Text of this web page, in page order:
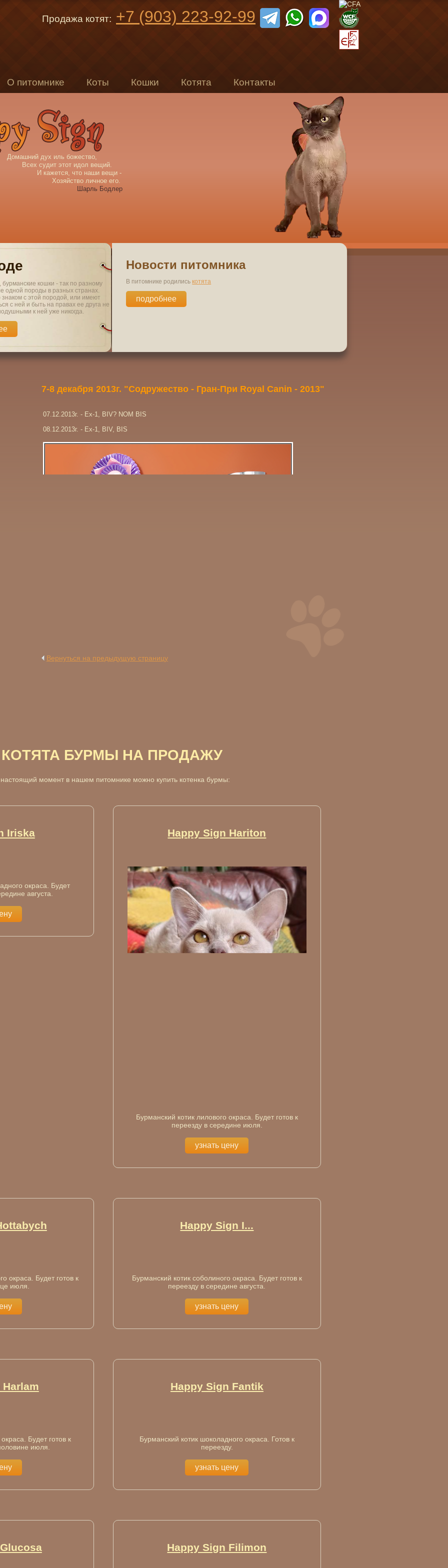
Продажа котят: +7 (903) 223-92-99
О питомнике Коты Кошки Котята Контакты
Домашний дух иль божество,
Всех судит этот идол вещий.
И кажется, что наши вещи -
Хозяйство личное его.
Шарль Бодлер
кошки - так по разному
одной породы в разных странах.
знаком с этой породой, или имеют
с ней и быть на правах ее друга не
к ней уже никогда.
Новости питомника
В питомнике родилиськотята
подробнее
7-8 декабря 2013г. "Содружество - Гран-При Royal Canin - 2013"
07.12.2013г. - Ex-1, BIV? NOM BIS
08.12.2013г. - Ex-1, BIV, BIS
Вернуться на предыдущую страницу
КОТЯТА БУРМЫ НА ПРОДАЖУ
момент в нашем питомнике можно купить котенка бурмы:
Iriska
окраса. Будет
августа.
Happy Sign Hariton
Бурманский котик лилового окраса. Будет готов к
переезду в середине июля.
узнать цену
окраса. Будет готов к
июля.
Happy Sign I...
Бурманский котик соболиного окраса. Будет готов к
переезду в середине августа.
узнать цену
Будет готов к
июля.
Happy Sign Fantik
Бурманский котик шоколадного окраса. Готов к
переезду.
узнать цену
Happy Sign Filimon